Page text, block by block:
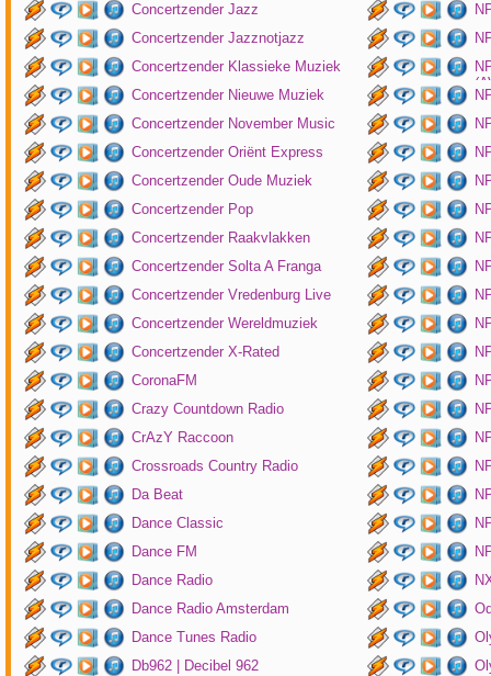
Concertzender Jazz
Concertzender Jazznotjazz
Concertzender Klassieke Muziek
Concertzender Nieuwe Muziek
Concertzender November Music
Concertzender Oriënt Express
Concertzender Oude Muziek
Concertzender Pop
Concertzender Raakvlakken
Concertzender Solta A Franga
Concertzender Vredenburg Live
Concertzender Wereldmuziek
Concertzender X-Rated
CoronaFM
Crazy Countdown Radio
CrAzY Raccoon
Crossroads Country Radio
Da Beat
Dance Classic
Dance FM
Dance Radio
Dance Radio Amsterdam
Dance Tunes Radio
Db962 | Decibel 962